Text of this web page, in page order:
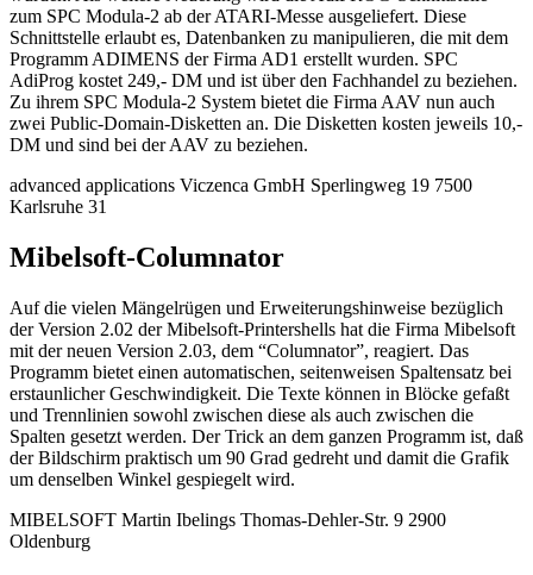
zum SPC Modula-2 ab der ATARI-Messe ausgeliefert. Diese
Schnittstelle erlaubt es, Datenbanken zu manipulieren, die mit dem
Programm ADIMENS der Firma AD1 erstellt wurden. SPC
AdiProg kostet 249,- DM und ist über den Fachhandel zu beziehen.
Zu ihrem SPC Modula-2 System bietet die Firma AAV nun auch
zwei Public-Domain-Disketten an. Die Disketten kosten jeweils 10,-
DM und sind bei der AAV zu beziehen.
advanced applications Viczenca GmbH Sperlingweg 19 7500
Karlsruhe 31
Mibelsoft-Columnator
Auf die vielen Mängelrügen und Erweiterungshinweise bezüglich
der Version 2.02 der Mibelsoft-Printershells hat die Firma Mibelsoft
mit der neuen Version 2.03, dem “Columnator”, reagiert. Das
Programm bietet einen automatischen, seitenweisen Spaltensatz bei
erstaunlicher Geschwindigkeit. Die Texte können in Blöcke gefaßt
und Trennlinien sowohl zwischen diese als auch zwischen die
Spalten gesetzt werden. Der Trick an dem ganzen Programm ist, daß
der Bildschirm praktisch um 90 Grad gedreht und damit die Grafik
um denselben Winkel gespiegelt wird.
MIBELSOFT Martin Ibelings Thomas-Dehler-Str. 9 2900
Oldenburg